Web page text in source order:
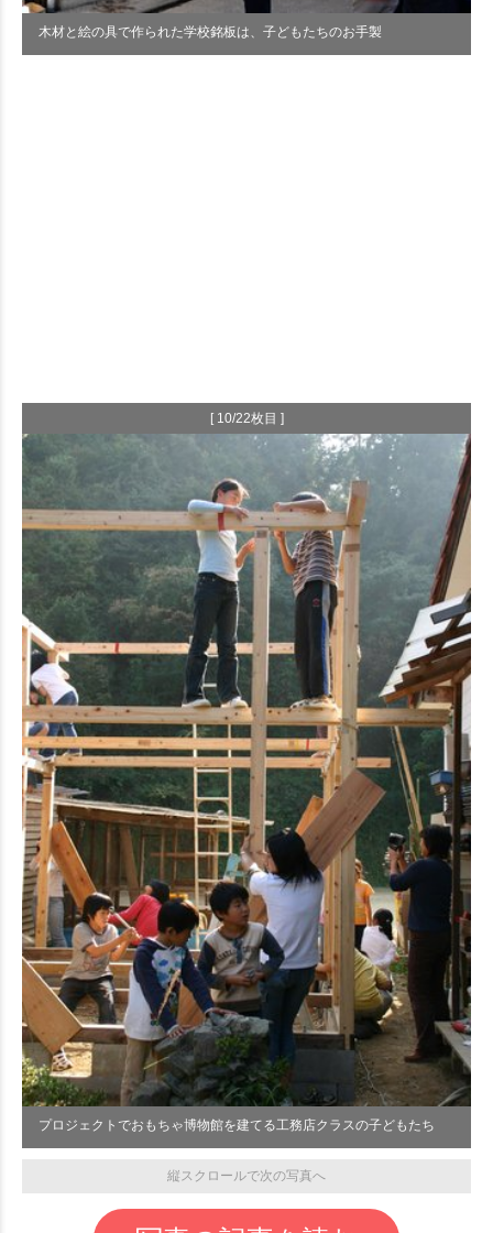
木材と絵の具で作られた学校銘板は、子どもたちのお手製
[ 10/22枚目 ]
プロジェクトでおもちゃ博物館を建てる工務店クラスの子どもたち
縦スクロールで次の写真へ